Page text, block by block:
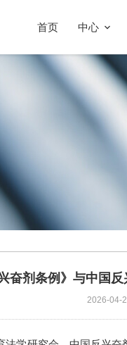
首页 中心
奋剂条例》与中国
2026-04-